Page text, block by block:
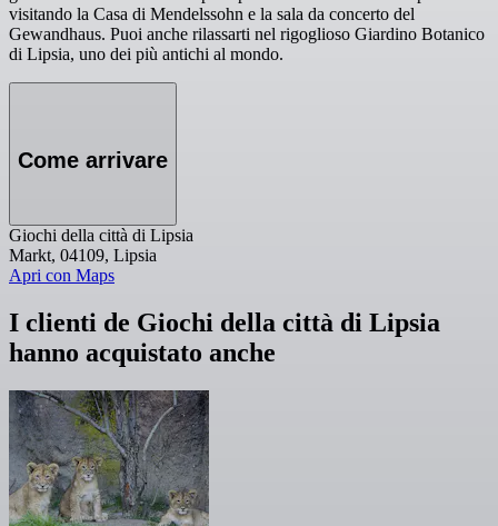
visitando la Casa di Mendelssohn e la sala da concerto del
Gewandhaus. Puoi anche rilassarti nel rigoglioso Giardino Botanico
di Lipsia, uno dei più antichi al mondo.
Come arrivare
Giochi della città di Lipsia
Markt, 04109, Lipsia
Apri con Maps
I clienti de Giochi della città di Lipsia
hanno acquistato anche